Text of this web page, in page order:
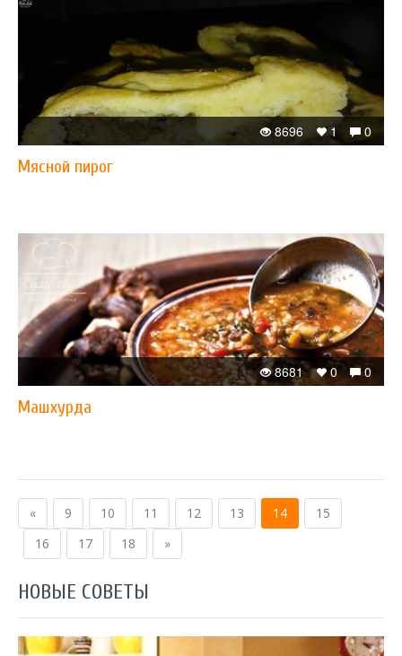
0
1
8696
Мясной пирог
0
0
8681
Машхурда
« 9 10 11 12 13 14
15
16
17 18 »
НОВЫЕ СОВЕТЫ